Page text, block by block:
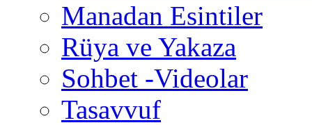
Manadan Esintiler
Rüya ve Yakaza
Sohbet -Videolar
Tasavvuf